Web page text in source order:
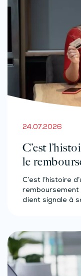
24.07.2026
C’est
le
banque…
C’est l’histoire
remboursement
client signale à